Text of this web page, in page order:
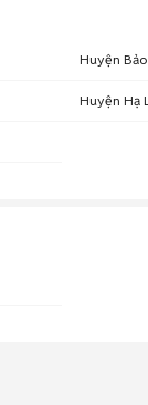
Huyện Bảo
Huyện Hạ